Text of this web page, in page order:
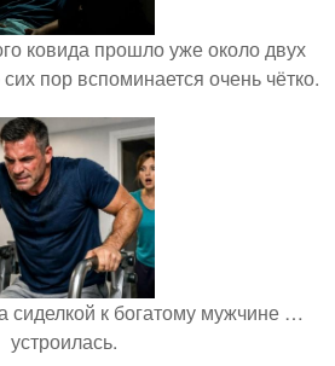
ковида прошло уже около двух
пор вспоминается очень чётко.
сиделкой к богатому мужчине …
устроилась.